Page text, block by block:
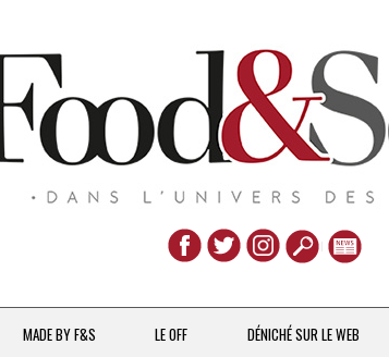
Aller
au
contenu
MADE BY F&S LE OFF DÉNICHÉ SUR LE WEB